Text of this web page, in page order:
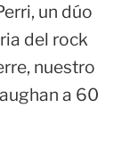
un dúo
del rock
nuestro
a 60